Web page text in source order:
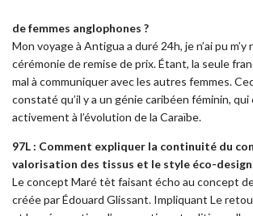
de femmes anglophones ?
Mon voyage à Antigua a duré 24h, je n’ai pu
cérémonie de remise de prix. Étant, la seule
mal à communiquer avec les autres femmes.
constaté qu’il y a un génie caribéen féminin,
activement à l’évolution de la Caraïbe.
97L : Comment expliquer la continuité du
valorisation des tissus et le style éco-
Le concept Maré tèt faisant écho au concept
créée par Édouard Glissant. Impliquant Le